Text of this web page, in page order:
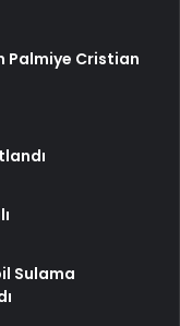
Palmiye Cristian
Sulama